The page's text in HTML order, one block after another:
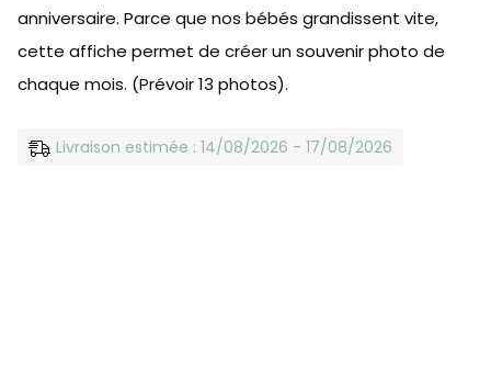
anniversaire. Parce que nos bébés grandissent vite,
cette affiche permet de créer un souvenir photo de
chaque mois. (Prévoir 13 photos).
Livraison estimée : 14/08/2026 - 17/08/2026